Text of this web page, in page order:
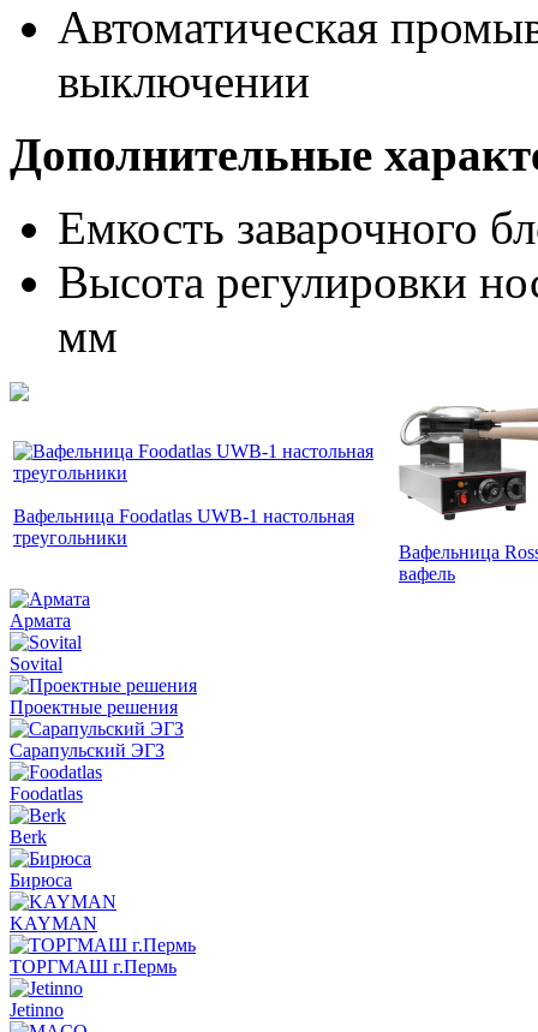
Автоматическая
выключении
Дополнительные
Емкость заварочного
Высота регулировки
мм
Вафельница Foodatlas UWB-1 настольная
треугольники
Вафельница
вафель
Армата
Sovital
Проектные решения
Сарапульский ЭГЗ
Foodatlas
Berk
Бирюса
KAYMAN
ТОРГМАШ г.Пермь
Jetinno